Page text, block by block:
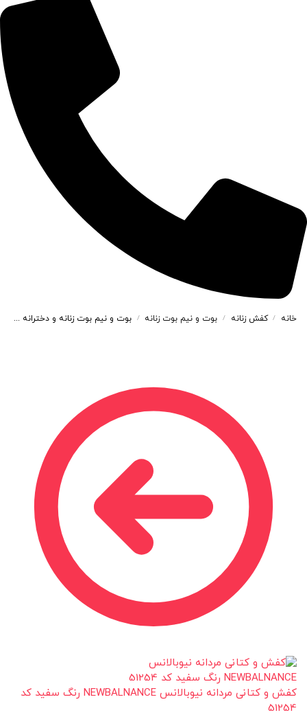
خانه / کفش زنانه / بوت و نیم بوت زنانه / بوت و نیم بوت زنانه و دخترانه مدل بندی بغل زیپ رنگ مشکی کد A200
کفش و کتانی مردانه نیوبالانس NEWBALNANCE رنگ سفید کد
51254